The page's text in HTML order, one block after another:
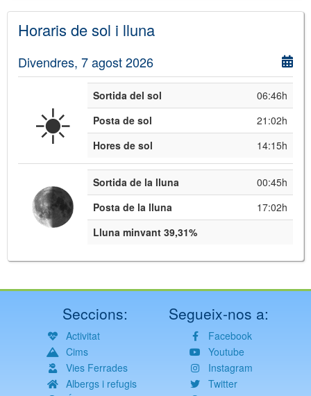
Horaris de sol i lluna
Divendres, 7 agost 2026
☀️ Sortida del sol
06:46h
Posta de sol
21:02h
Hores de sol
14:15h
Sortida de la lluna
00:45h
Posta de la lluna
17:02h
Lluna minvant 39,31%
Seccions:
Activitat
Cims
Vies Ferrades
Albergs i refugis
Segueix-nos a:
Facebook
Youtube
Instagram
Twitter